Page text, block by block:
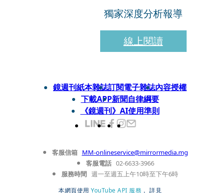
獨家深度分析報導
線上閱讀
鏡週刊紙本雜誌訂閱電子雜誌內容授權
下載APP新聞自律綱要
《鏡週刊》AI使用準則
客服信箱 MM-onlineservice@mirrormedia.mg
客服電話 02-6633-3966
服務時間 週一至週五上午10時至下午6時
本網頁使用 YouTube API 服務 ， 詳見